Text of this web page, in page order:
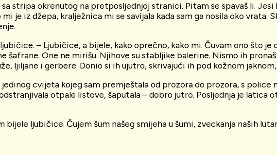
stripa okrenutog na pretposljednjoj stranici. Pitam se spavaš li.
je iz džepa, kralježnica mi se savijala kada sam ga nosila oko vrata.
– Ljubičice, a bijele, kako oprečno, kako mi. Čuvam ono što
One ne mirišu. Njihove su stabljike balerine. Nismo ih
ljiljane i gerbere. Donio si ih ujutro, skrivajući ih pod kožnom
cvijeta kojeg sam premještala od prozora do prozora, s
otpale listove, šaputala – dobro jutro. Posljednja je latica
bijele ljubičice. Čujem šum našeg smijeha u šumi, zveckanja naših